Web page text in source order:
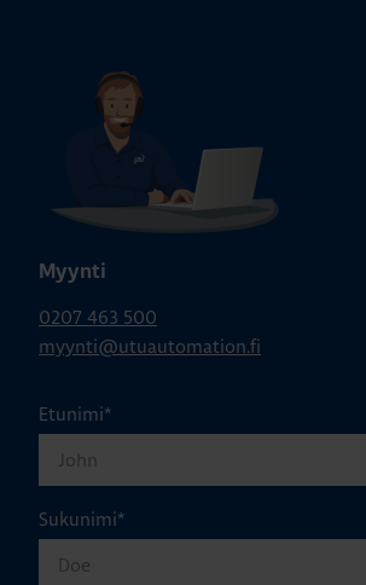
Myynti
0207 463 500
myynti@utuautomation.fi
Etunimi*
Sukunimi*